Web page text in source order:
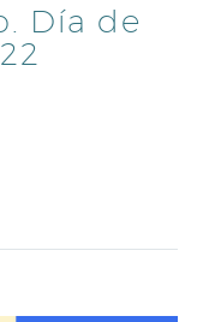
Día de